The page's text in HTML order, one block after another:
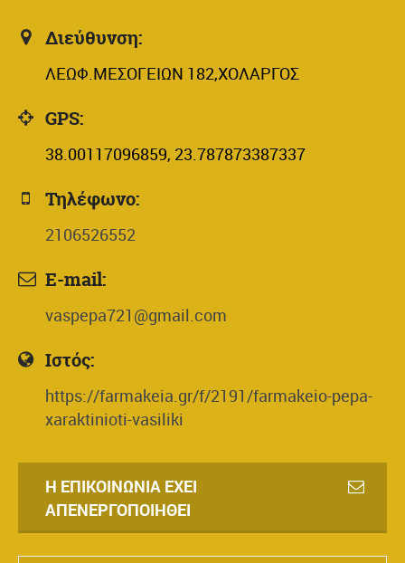
Διεύθυνση:
ΛΕΩΦ.ΜΕΣΟΓΕΙΩΝ 182,ΧΟΛΑΡΓΟΣ
GPS:
38.00117096859, 23.787873387337
Τηλέφωνο:
2106526552
E-mail:
vaspepa721@gmail.com
Ιστός:
https://farmakeia.gr/f/2191/farmakeio-pepa-
xaraktinioti-vasiliki
Η ΕΠΙΚΟΙΝΩΝΊΑ ΈΧΕΙ
ΑΠΕΝΕΡΓΟΠΟΙΗΘΕΊ